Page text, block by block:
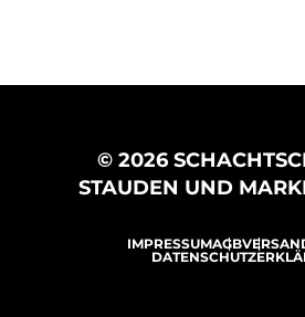
© 2026
STAUDEN UND
IMPRESSUMAGB